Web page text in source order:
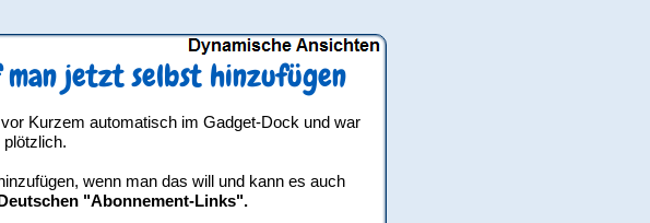
jetzt selbst hinzufügen
Kurzem automatisch im Gadget-Dock und war
wenn man das will und kann es auch
"Abonnement-Links".